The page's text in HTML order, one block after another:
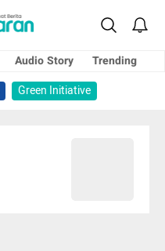
Audio Story
Trending
Green Initiative